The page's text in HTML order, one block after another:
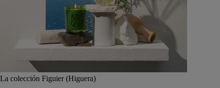
La colección Figuier (Higuera)